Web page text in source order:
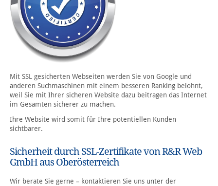
Mit SSL gesicherten Webseiten werden Sie von Google und
anderen Suchmaschinen mit einem besseren Ranking belohnt,
weil Sie mit Ihrer sicheren Website dazu beitragen das Internet
im Gesamten sicherer zu machen.
Ihre Website wird somit für Ihre potentiellen Kunden
sichtbarer.
Sicherheit durch SSL-Zertifikate von R&R Web
GmbH aus Oberösterreich
Wir berate Sie gerne – kontaktieren Sie uns unter der